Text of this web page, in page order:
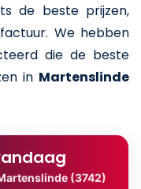
de beste prijzen,
We hebben
die de beste
in Martenslinde
(3742)